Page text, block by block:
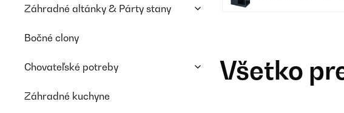
Záhradné altánky & Párty stany
Bočné clony
Chovateľské potreby
Záhradné kuchyne
Všetko